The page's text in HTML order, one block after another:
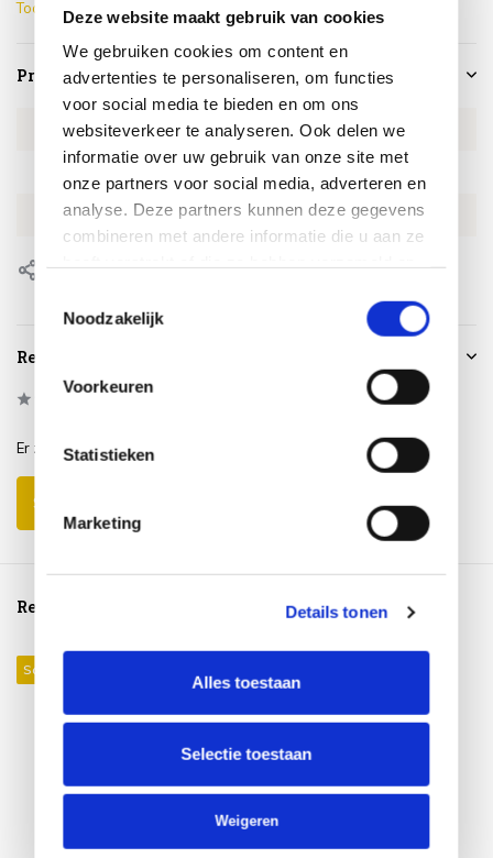
Deze website maakt gebruik van cookies
We gebruiken cookies om content en
advertenties te personaliseren, om functies
voor social media te bieden en om ons
websiteverkeer te analyseren. Ook delen we
informatie over uw gebruik van onze site met
onze partners voor social media, adverteren en
analyse. Deze partners kunnen deze gegevens
combineren met andere informatie die u aan ze
Noodzakelijk
Voorkeuren
Statistieken
Marketing
Details tonen
Alles toestaan
Selectie toestaan
Weigeren
Toon meer
Productspecificaties
Artikelnummer 4SO160988298
4SO160988298
EAN 8720848342095
Delen
Reviews
Er zijn nog geen reviews geschreven over dit product..
Schrijf je eigen review
Reeds bekeken
Sale 41%